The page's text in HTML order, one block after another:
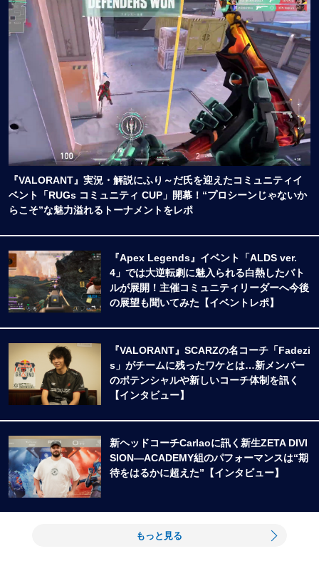
『VALORANT』実況・解説にふり～だ氏を迎えたコミュニティイ
ベント「RUGs コミュニティ CUP」開幕！“プロシーンじゃないか
らこそ”な魅力溢れるトーナメントをレポ
『Apex Legends』イベント「ALDS ver.
4」では大逆転劇に魅入られる白熱したバト
ルが展開！主催コミュニティリーダーへ今後
の展望も聞いてみた【イベントレポ】
『VALORANT』SCARZの名コーチ「Fadezi
s」がチームに残ったワケとは…新メンバー
のポテンシャルや新しいコーチ体制を訊く
【インタビュー】
新ヘッドコーチCarlaoに訊く新生ZETA DIVI
SION―ACADEMY組のパフォーマンスは“期
待をはるかに超えた”【インタビュー】
もっと見る